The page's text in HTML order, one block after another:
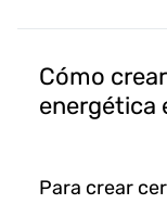
Cómo
energética
Para crear